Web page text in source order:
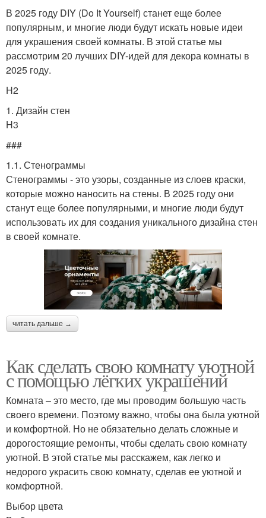
В 2025 году DIY (Do It Yourself) станет еще более
популярным, и многие люди будут искать новые идеи
для украшения своей комнаты. В этой статье мы
рассмотрим 20 лучших DIY-идей для декора комнаты в
2025 году.
H2
1. Дизайн стен
H3
###
1.1. Стенограммы
Стенограммы - это узоры, созданные из слоев краски,
которые можно наносить на стены. В 2025 году они
станут еще более популярными, и многие люди будут
использовать их для создания уникального дизайна стен
в своей комнате.
читать дальше →
Как сделать свою комнату уютной
с помощью лёгких украшений
Комната – это место, где мы проводим большую часть
своего времени. Поэтому важно, чтобы она была уютной
и комфортной. Но не обязательно делать сложные и
дорогостоящие ремонты, чтобы сделать свою комнату
уютной. В этой статье мы расскажем, как легко и
недорого украсить свою комнату, сделав ее уютной и
комфортной.
Выбор цвета